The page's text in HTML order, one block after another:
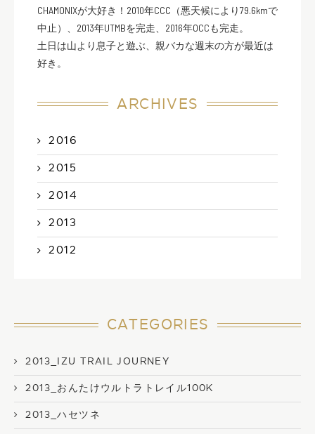
CHAMONIXが大好き！2010年CCC（悪天候により79.6kmで
中止）、2013年UTMBを完走、2016年OCCも完走。
土日は山より息子と遊ぶ、親バカな週末の方が最近は
好き。
ARCHIVES
2016
2015
2014
2013
2012
CATEGORIES
2013_IZU TRAIL JOURNEY
2013_おんたけウルトラトレイル100K
2013_ハセツネ